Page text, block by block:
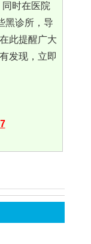
同时在医院
黑诊所，导
此提醒广大
发现，立即